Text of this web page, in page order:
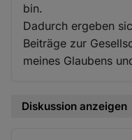
bin.
Dadurch ergeben
Beiträge zur
meines Glaubens
Diskussion anzeigen